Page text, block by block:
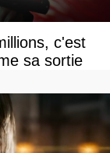
c'est
sa sortie